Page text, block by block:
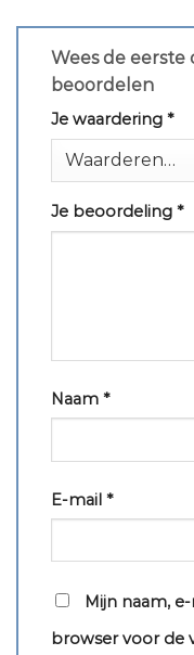
Wees de eerste
beoordelen
Je waardering *
Je beoordeling *
Naam *
E-mail *
Mijn naam,
browser voor de